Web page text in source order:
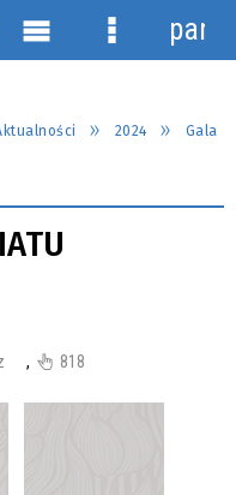
2024
Gala
, 818
Menu Menu
panel